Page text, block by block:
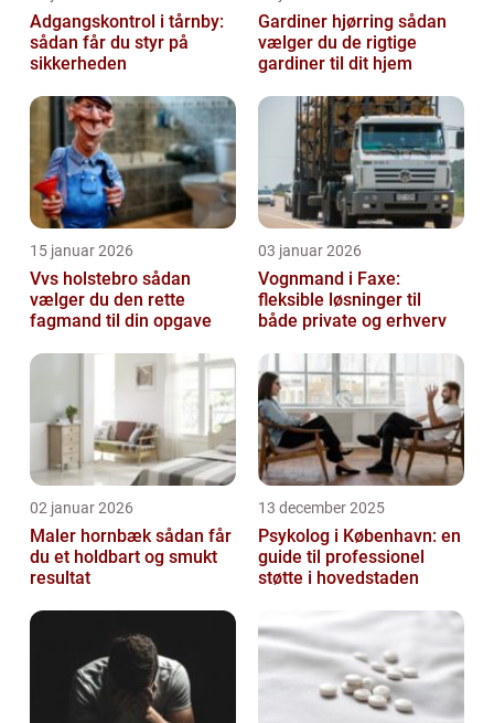
Adgangskontrol i tårnby:
sådan får du styr på
sikkerheden
Gardiner hjørring sådan
vælger du de rigtige
gardiner til dit hjem
15 januar 2026
Vvs holstebro sådan
vælger du den rette
fagmand til din opgave
03 januar 2026
Vognmand i Faxe:
fleksible løsninger til
både private og erhverv
02 januar 2026
Maler hornbæk sådan får
du et holdbart og smukt
resultat
13 december 2025
Psykolog i København: en
guide til professionel
støtte i hovedstaden